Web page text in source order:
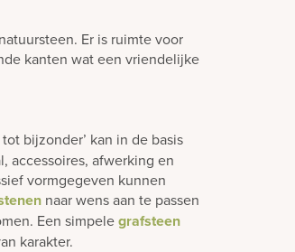
Er is ruimte voor
kanten wat een vriendelijke
bijzonder’ kan in de basis
accessoires, afwerking en
vormgegeven kunnen
naar wens aan te passen
Een simpelegrafsteen
karakter.